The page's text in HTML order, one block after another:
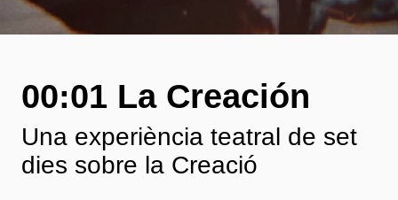
00:01 La Creación
Una experiència teatral de set
dies sobre la Creació